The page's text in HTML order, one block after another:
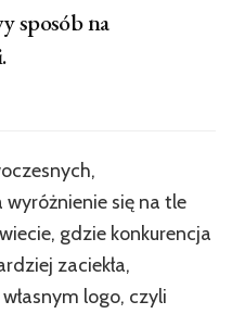
sposób na
się na tle
gdzie konkurencja
zaciekła,
logo, czyli